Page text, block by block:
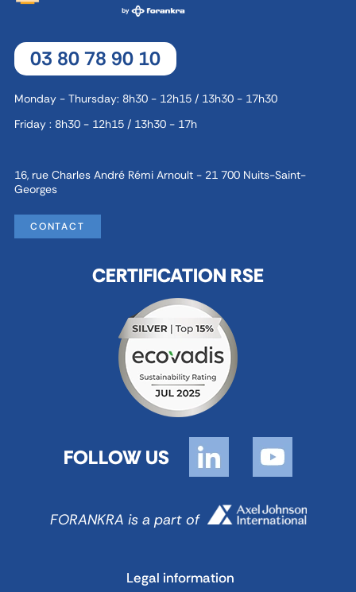
03 80 78 90 10
Monday - Thursday: 8h30 - 12h15 / 13h30 - 17h30
Friday : 8h30 - 12h15 / 13h30 - 17h
16, rue Charles André Rémi Arnoult - 21 700 Nuits-Saint-
Georges
CONTACT
CERTIFICATION RSE
FOLLOW US
FORANKRA is a part of
Legal information